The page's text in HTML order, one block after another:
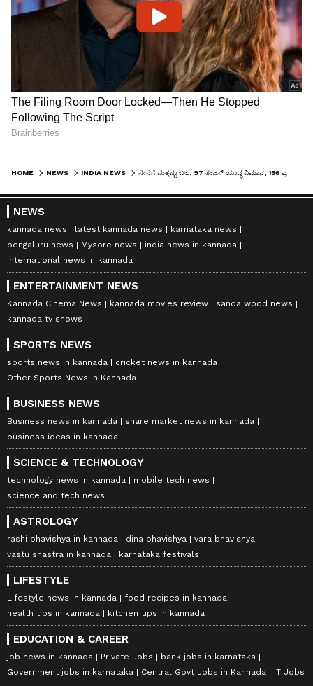
HOME NEWS INDIA NEWS
NEWS
kannada news latest kannada news
karnataka news
bengaluru news
Mysore news
india news in kannada
international news in kannada
ENTERTAINMENT NEWS
Kannada Cinema News kannada movies review
sandalwood news
kannada tv shows
SPORTS NEWS
sports news in kannada
cricket news in kannada
Other Sports News in Kannada
BUSINESS NEWS
Business news in kannada
share market news in kannada
business ideas in kannada
SCIENCE & TECHNOLOGY
technology news in kannada
mobile tech news
science and tech news
ASTROLOGY
rashi bhavishya in kannada dina bhavishya
vara bhavishya
vastu shastra in kannada
karnataka festivals
LIFESTYLE
Lifestyle news in kannada
food recipes in kannada
health tips in kannada
kitchen tips in kannada
EDUCATION & CAREER
job news in kannada Private Jobs
bank jobs in karnataka
Government jobs in karnataka
Central Govt Jobs in Kannada IT Jobs